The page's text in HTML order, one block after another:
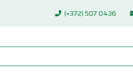
(+372) 507 0436